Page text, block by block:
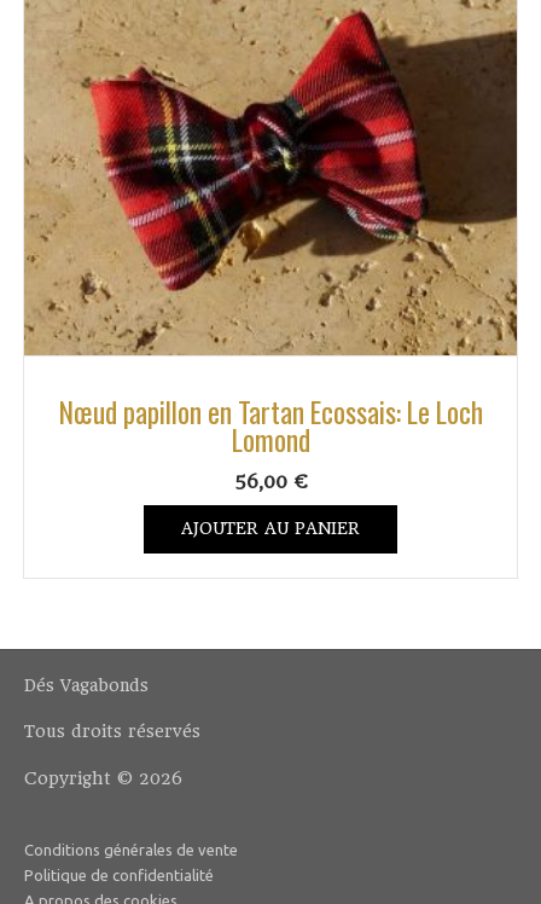
Nœud papillon en Tartan Ecossais: Le Loch
Lomond
56,00 €
AJOUTER AU PANIER
Dés Vagabonds
Tous droits réservés
Copyright © 2026
Conditions générales de vente
Politique de confidentialité
A propos des cookies